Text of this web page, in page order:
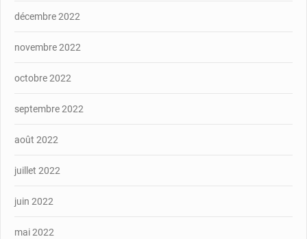
décembre 2022
novembre 2022
octobre 2022
septembre 2022
août 2022
juillet 2022
juin 2022
mai 2022